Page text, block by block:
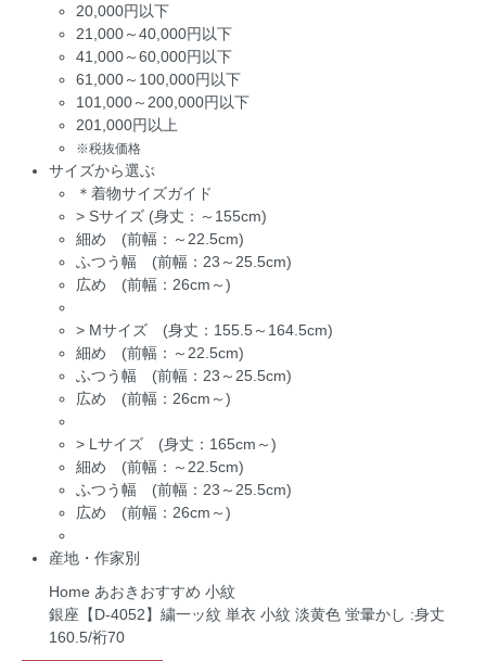
20,000円以下
21,000～40,000円以下
41,000～60,000円以下
61,000～100,000円以下
101,000～200,000円以下
201,000円以上
※税抜価格
サイズから選ぶ
＊着物サイズガイド
> Sサイズ (身丈：～155cm)
細め (前幅：～22.5cm)
ふつう幅 (前幅：23～25.5cm)
広め (前幅：26cm～)
> Mサイズ (身丈：155.5～164.5cm)
細め (前幅：～22.5cm)
ふつう幅 (前幅：23～25.5cm)
広め (前幅：26cm～)
> Lサイズ (身丈：165cm～)
細め (前幅：～22.5cm)
ふつう幅 (前幅：23～25.5cm)
広め (前幅：26cm～)
産地・作家別
Home あおきおすすめ 小紋
銀座【D-4052】繍一ッ紋 単衣 小紋 淡黄色 蛍暈かし :身丈
160.5/裄70